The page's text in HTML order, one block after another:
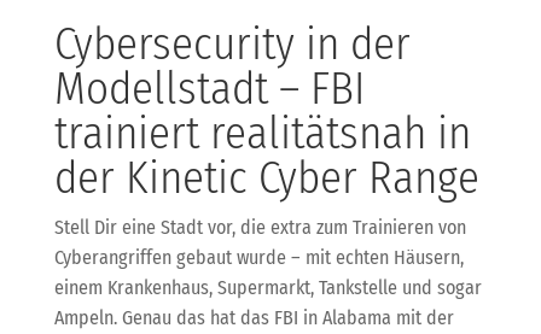
Cybersecurity in der
Modellstadt – FBI
trainiert realitätsnah in
der Kinetic Cyber Range
Stell Dir eine Stadt vor, die extra zum Trainieren von
Cyberangriffen gebaut wurde – mit echten Häusern,
einem Krankenhaus, Supermarkt, Tankstelle und sogar
Ampeln. Genau das hat das FBI in Alabama mit der